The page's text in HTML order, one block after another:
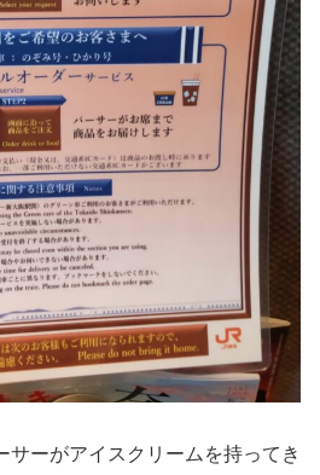
サーがアイスクリームを持ってき